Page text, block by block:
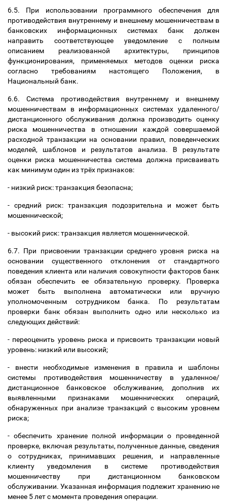
6.5. При использовании программного обеспечения для
противодействия внутреннему и внешнему мошенничествам в
банковских информационных системах банк должен
направить соответствующее уведомление с полным
описанием реализованной архитектуры, принципов
функционирования, применяемых методов оценки риска
согласно требованиям настоящего Положения, в
Национальный банк.
6.6. Система противодействия внутреннему и внешнему
мошенничествам в информационных системах удаленного/
дистанционного обслуживания должна производить оценку
риска мошенничества в отношении каждой совершаемой
расходной транзакции на основании правил, поведенческих
моделей, шаблонов и результатов анализа. В результате
оценки риска мошенничества система должна присваивать
как минимум один из трёх признаков:
- низкий риск: транзакция безопасна;
- средний риск: транзакция подозрительна и может быть
мошеннической;
- высокий риск: транзакция является мошеннической.
6.7. При присвоении транзакции среднего уровня риска на
основании существенного отклонения от стандартного
поведения клиента или наличия совокупности факторов банк
обязан обеспечить ее обязательную проверку. Проверка
может быть выполнена автоматически или вручную
уполномоченным сотрудником банка. По результатам
проверки банк обязан выполнить одно или несколько из
следующих действий:
- переоценить уровень риска и присвоить транзакции новый
уровень: низкий или высокий;
- внести необходимые изменения в правила и шаблоны
системы противодействия мошенничеству в удаленное/
дистанционное банковское обслуживание, дополнив их
выявленными признаками мошеннических операций,
обнаруженных при анализе транзакций с высоким уровнем
риска;
- обеспечить хранение полной информации о проведенной
проверке, включая результаты, полученные данные, сведения
о сотрудниках, принимавших решения, и направленные
клиенту уведомления в системе противодействия
мошенничеству при дистанционном банковском
обслуживании. Указанная информация подлежит хранению не
менее 5 лет с момента проведения операции.